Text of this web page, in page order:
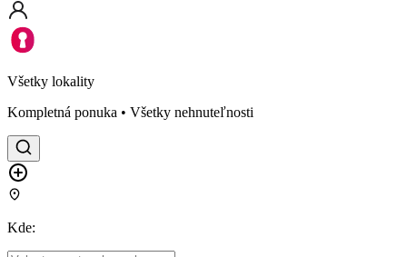
Všetky lokality
Kompletná ponuka • Všetky nehnuteľnosti
Kde: